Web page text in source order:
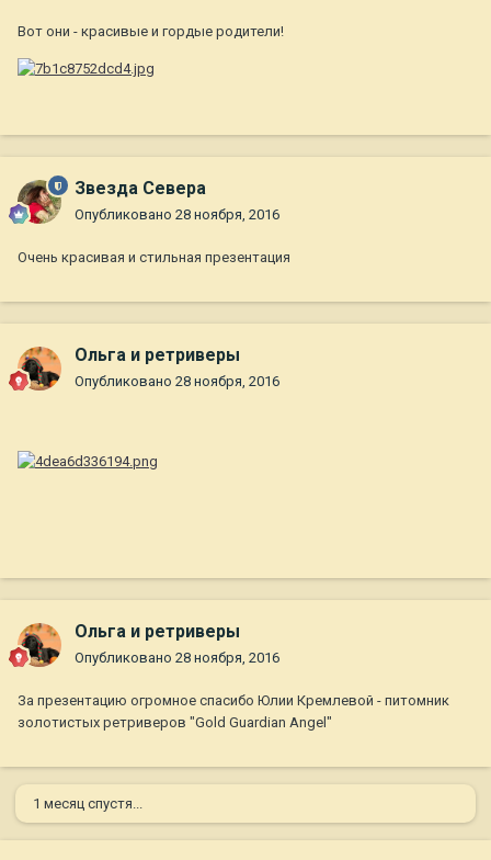
Вот они - красивые и гордые родители!
Звезда Севера
Опубликовано 28 ноября, 2016
Очень красивая и стильная презентация
Ольга и ретриверы
Опубликовано 28 ноября, 2016
Ольга и ретриверы
Опубликовано 28 ноября, 2016
За презентацию огромное спасибо Юлии Кремлевой - питомник
золотистых ретриверов "Gold Guardian Angel"
1 месяц спустя...